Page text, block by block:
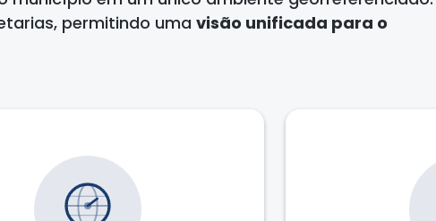
permitindo uma visão unificada para o